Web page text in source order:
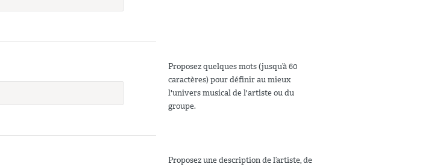
Proposez quelques mots (jusqu’à 60
caractères) pour définir au mieux
l'univers musical de l'artiste ou du
groupe.
Proposez une description de l’artiste, de